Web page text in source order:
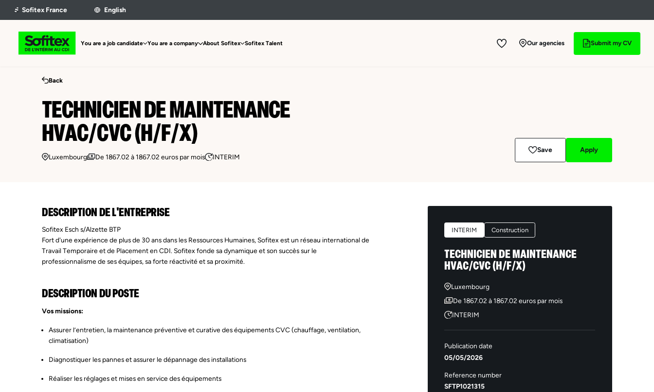
You are a job candidate You are a company About Sofitex Sofitex Talent Our agencies Submit my CV
Back
TECHNICIEN DE MAINTENANCE
HVAC/CVC (H/F/X)
Luxembourg De 1867.02 à 1867.02 euros par mois INTERIM
Save Apply
DESCRIPTION DE L'ENTREPRISE
Sofitex Esch s/Alzette BTP
Fort d'une expérience de plus de 30 ans dans les Ressources Humaines, Sofitex est un réseau international de
Travail Temporaire et de Placement en CDI. Sofitex fonde sa dynamique et son succès sur le
professionnalisme de ses équipes, sa forte réactivité et sa proximité.
DESCRIPTION DU POSTE
Vos missions:
Assurer l’entretien, la maintenance préventive et curative des équipements CVC (chauffage, ventilation,
climatisation)
Diagnostiquer les pannes et assurer le dépannage des installations
Réaliser les réglages et mises en service des équipements
INTERIM Construction
TECHNICIEN DE MAINTENANCE
HVAC/CVC (H/F/X)
Luxembourg
De 1867.02 à 1867.02 euros par mois
INTERIM
Publication date
05/05/2026
Reference number
SFTP1021315